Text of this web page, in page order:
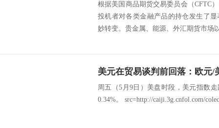
根据美国商品期货交易委员会（CFTC
投机者对各类金融产品的持仓发生了
妙转变。贵金属、能源、外汇期货市场
周五（5月9日）美盘时段，美元指数走
0.34%。 src=http://caiji.3g.cnfol.com/